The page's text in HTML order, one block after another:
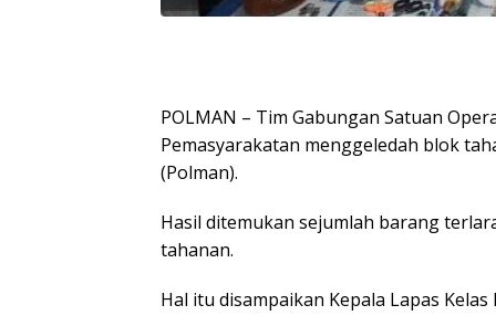
POLMAN – Tim Gabungan Satuan
Pemasyarakatan menggeledah blok
(Polman).
Hasil ditemukan sejumlah barang
tahanan.
Hal itu disampaikan Kepala Lapas